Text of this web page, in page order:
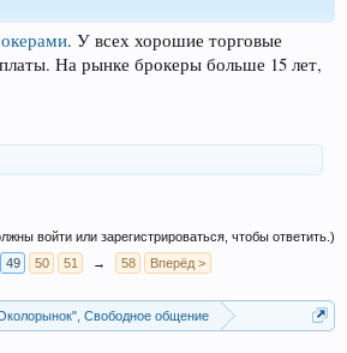
. У всех хорошие торговые
На рынке брокеры больше 15 лет,
войти или зарегистрироваться, чтобы ответить.)
49 50 51 → 58 Вперёд >
Свободное общение